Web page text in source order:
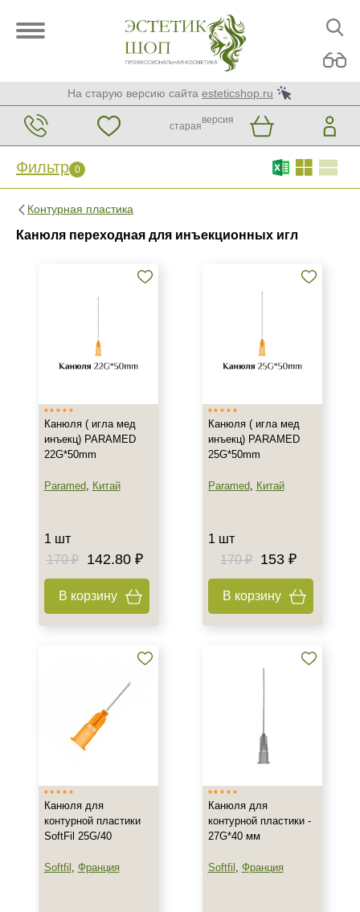
На старую версию сайта esteticshop.ru
старая
версия
Фильтр 0
Контурная пластика
Канюля переходная для инъекционных игл
Фильтр 0
Франция
Тип товара
Игла
Канюля ( игла мед
инъекц) PARAMED
22G*50mm
Paramed, Китай
1 шт
170 ₽
142.80 ₽
В корзину
Канюля ( игла мед
инъекц) PARAMED
25G*50mm
Paramed, Китай
1 шт
170 ₽
153 ₽
В корзину
Канюля для
контурной пластики
SoftFil 25G/40
Softfil , Франция
Канюля для
контурной пластики -
27G*40 мм
Softfil , Франция